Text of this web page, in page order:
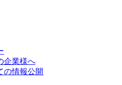
企業様へ
の情報公開